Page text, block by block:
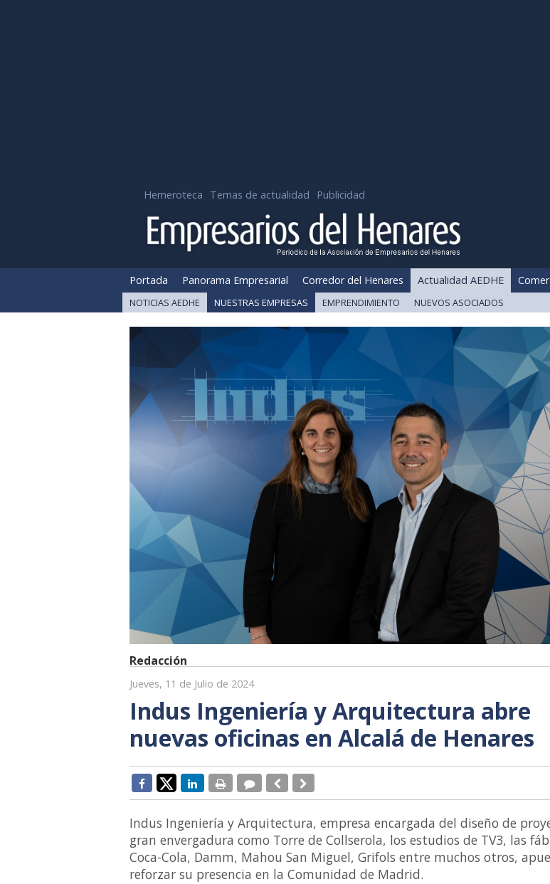
Hemeroteca Temas de actualidad Publicidad
Portada Panorama Empresarial Corredor del Henares Actualidad AEDHE
NOTICIAS AEDHE NUESTRAS EMPRESAS EMPRENDIMIENTO NUEVOS ASOCIADOS
Redacción
Jueves, 11 de Julio de 2024
Indus Ingeniería y Arquitectura abre
nuevas oficinas en Alcalá de Henares
Indus Ingeniería y Arquitectura, empresa encargada del diseño de
gran envergadura como Torre de Collserola, los estudios de TV3, las
Coca-Cola, Damm, Mahou San Miguel, Grifols entre muchos otros,
reforzar su presencia en la Comunidad de Madrid.